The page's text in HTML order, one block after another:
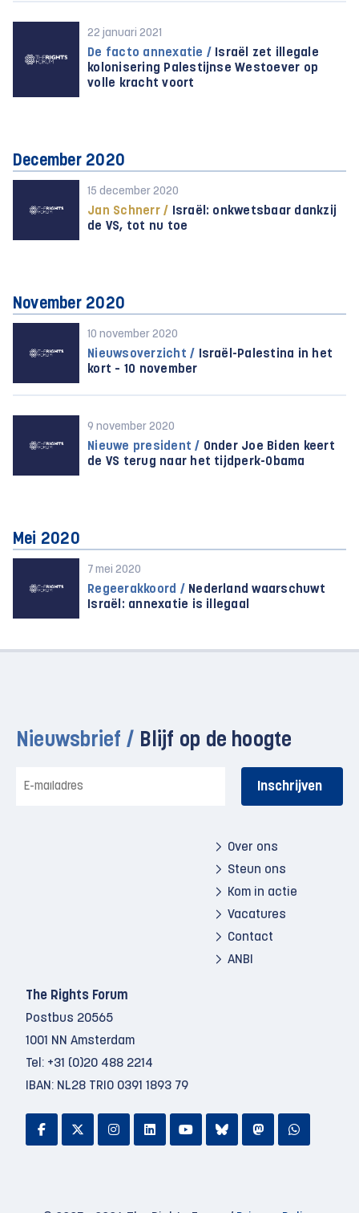
22 januari 2021
De facto annexatie / Israël zet illegale
kolonisering Palestijnse Westoever op
volle kracht voort
December 2020
15 december 2020
Jan Schnerr / Israël: onkwetsbaar dankzij
de VS, tot nu toe
November 2020
10 november 2020
Nieuwsoverzicht / Israël-Palestina in het
kort – 10 november
9 november 2020
Nieuwe president / Onder Joe Biden keert
de VS terug naar het tijdperk-Obama
Mei 2020
7 mei 2020
Regeerakkoord / Nederland waarschuwt
Israël: annexatie is illegaal
Nieuwsbrief / Blijf op de hoogte
mailadres
Over ons
Steun ons
Kom in actie
Vacatures
Contact
ANBI
The Rights Forum
Postbus 20565
1001 NN Amsterdam
Tel: +31 (0)20 488 2214
IBAN: NL28 TRIO 0391 1893 79